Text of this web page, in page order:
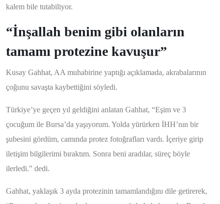
kalem bile tutabiliyor.
“İnşallah benim gibi olanların
tamamı protezine kavuşur”
Kusay Gahhat, AA muhabirine yaptığı açıklamada, akrabalarının
çoğunu savaşta kaybettiğini söyledi.
Türkiye’ye geçen yıl geldiğini anlatan Gahhat, “Eşim ve 3
çocuğum ile Bursa’da yaşıyorum. Yolda yürürken İHH’nın bir
şubesini gördüm, camında protez fotoğrafları vardı. İçeriye girip
iletişim bilgilerimi bıraktım. Sonra beni aradılar, süreç böyle
ilerledi.” dedi.
Gahhat, yaklaşık 3 ayda protezinin tamamlandığını dile getirerek,